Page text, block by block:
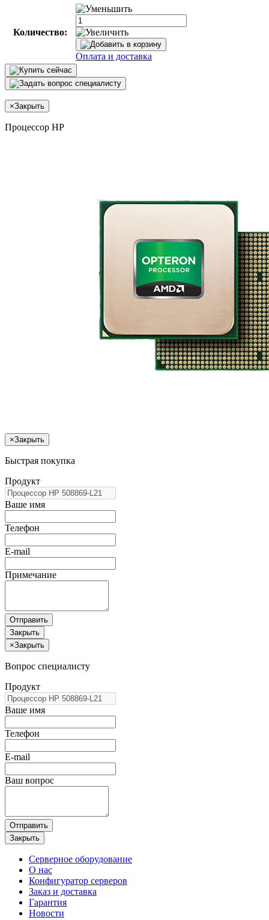
Количество:
Оплата и доставка
×Закрыть
Процессор HP
×Закрыть
Быстрая покупка
Продукт
Ваше имя
Телефон
E-mail
Примечание
Отправить
Закрыть
×Закрыть
Вопрос специалисту
Продукт
Ваше имя
Телефон
E-mail
Ваш вопрос
Отправить
Закрыть
Серверное оборудование
О нас
Конфигуратор серверов
Заказ и доставка
Гарантия
Новости